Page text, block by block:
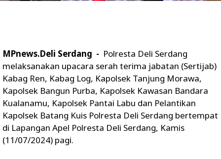
MPnews.Deli Serdang - Polresta Deli Serdang
melaksanakan upacara serah terima jabatan (Sertijab)
Kabag Ren, Kabag Log, Kapolsek Tanjung Morawa,
Kapolsek Bangun Purba, Kapolsek Kawasan Bandara
Kualanamu, Kapolsek Pantai Labu dan Pelantikan
Kapolsek Batang Kuis Polresta Deli Serdang bertempat
di Lapangan Apel Polresta Deli Serdang, Kamis
(11/07/2024) pagi.